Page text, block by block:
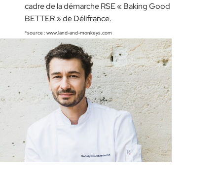
cadre de la démarche RSE « Baking Good
BETTER » de Délifrance.
*source : www.land-and-monkeys.com